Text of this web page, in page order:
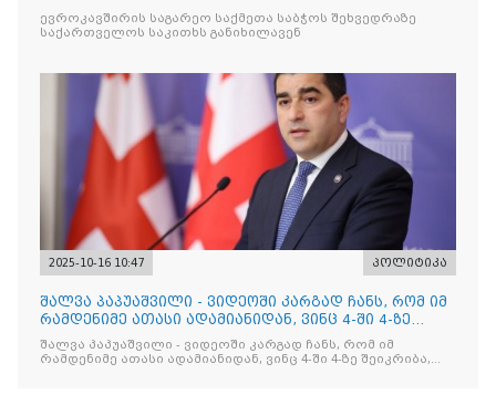
ევროკავშირის საგარეო საქმეთა საბჭოს შეხვედრაზე
საქართველოს საკითხს განიხილავენ
2025-10-16 10:47 პოლიტიკა
შალვა პაპუაშვილი - ვიდეოში კარგად ჩანს, რომ იმ
რამდენიმე ათასი ადამიანიდან, ვინც 4-ში 4-ზე
შეიკრიბა,
შალვა პაპუაშვილი - ვიდეოში კარგად ჩანს, რომ იმ
რამდენიმე ათასი ადამიანიდან, ვინც 4-ში 4-ზე შეიკრიბა,